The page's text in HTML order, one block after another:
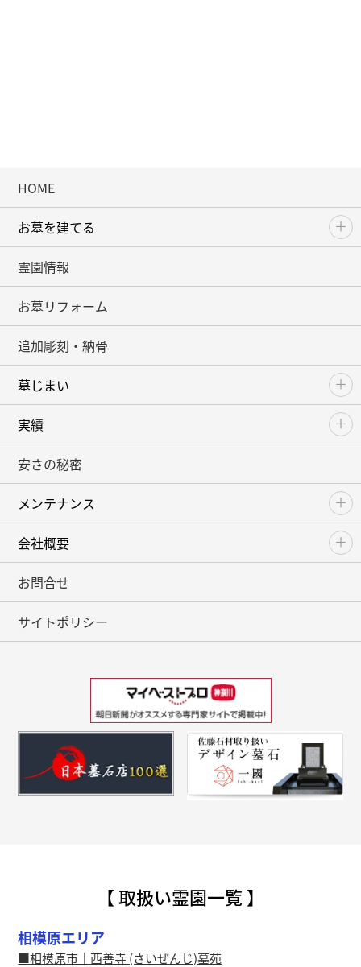
HOME
お墓を建てる
霊園情報
お墓リフォーム
追加彫刻・納骨
墓じまい
実績
安さの秘密
メンテナンス
会社概要
お問合せ
サイトポリシー
【 取扱い霊園一覧 】
相模原エリア
相模原市｜西善寺 (さいぜんじ)墓苑